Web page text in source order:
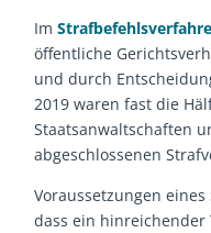
Im
öffentliche
und durch
2019 waren fast die
Staatsanwaltschaften
abgeschlossenen
Voraussetzungen
dass ein hinreichender